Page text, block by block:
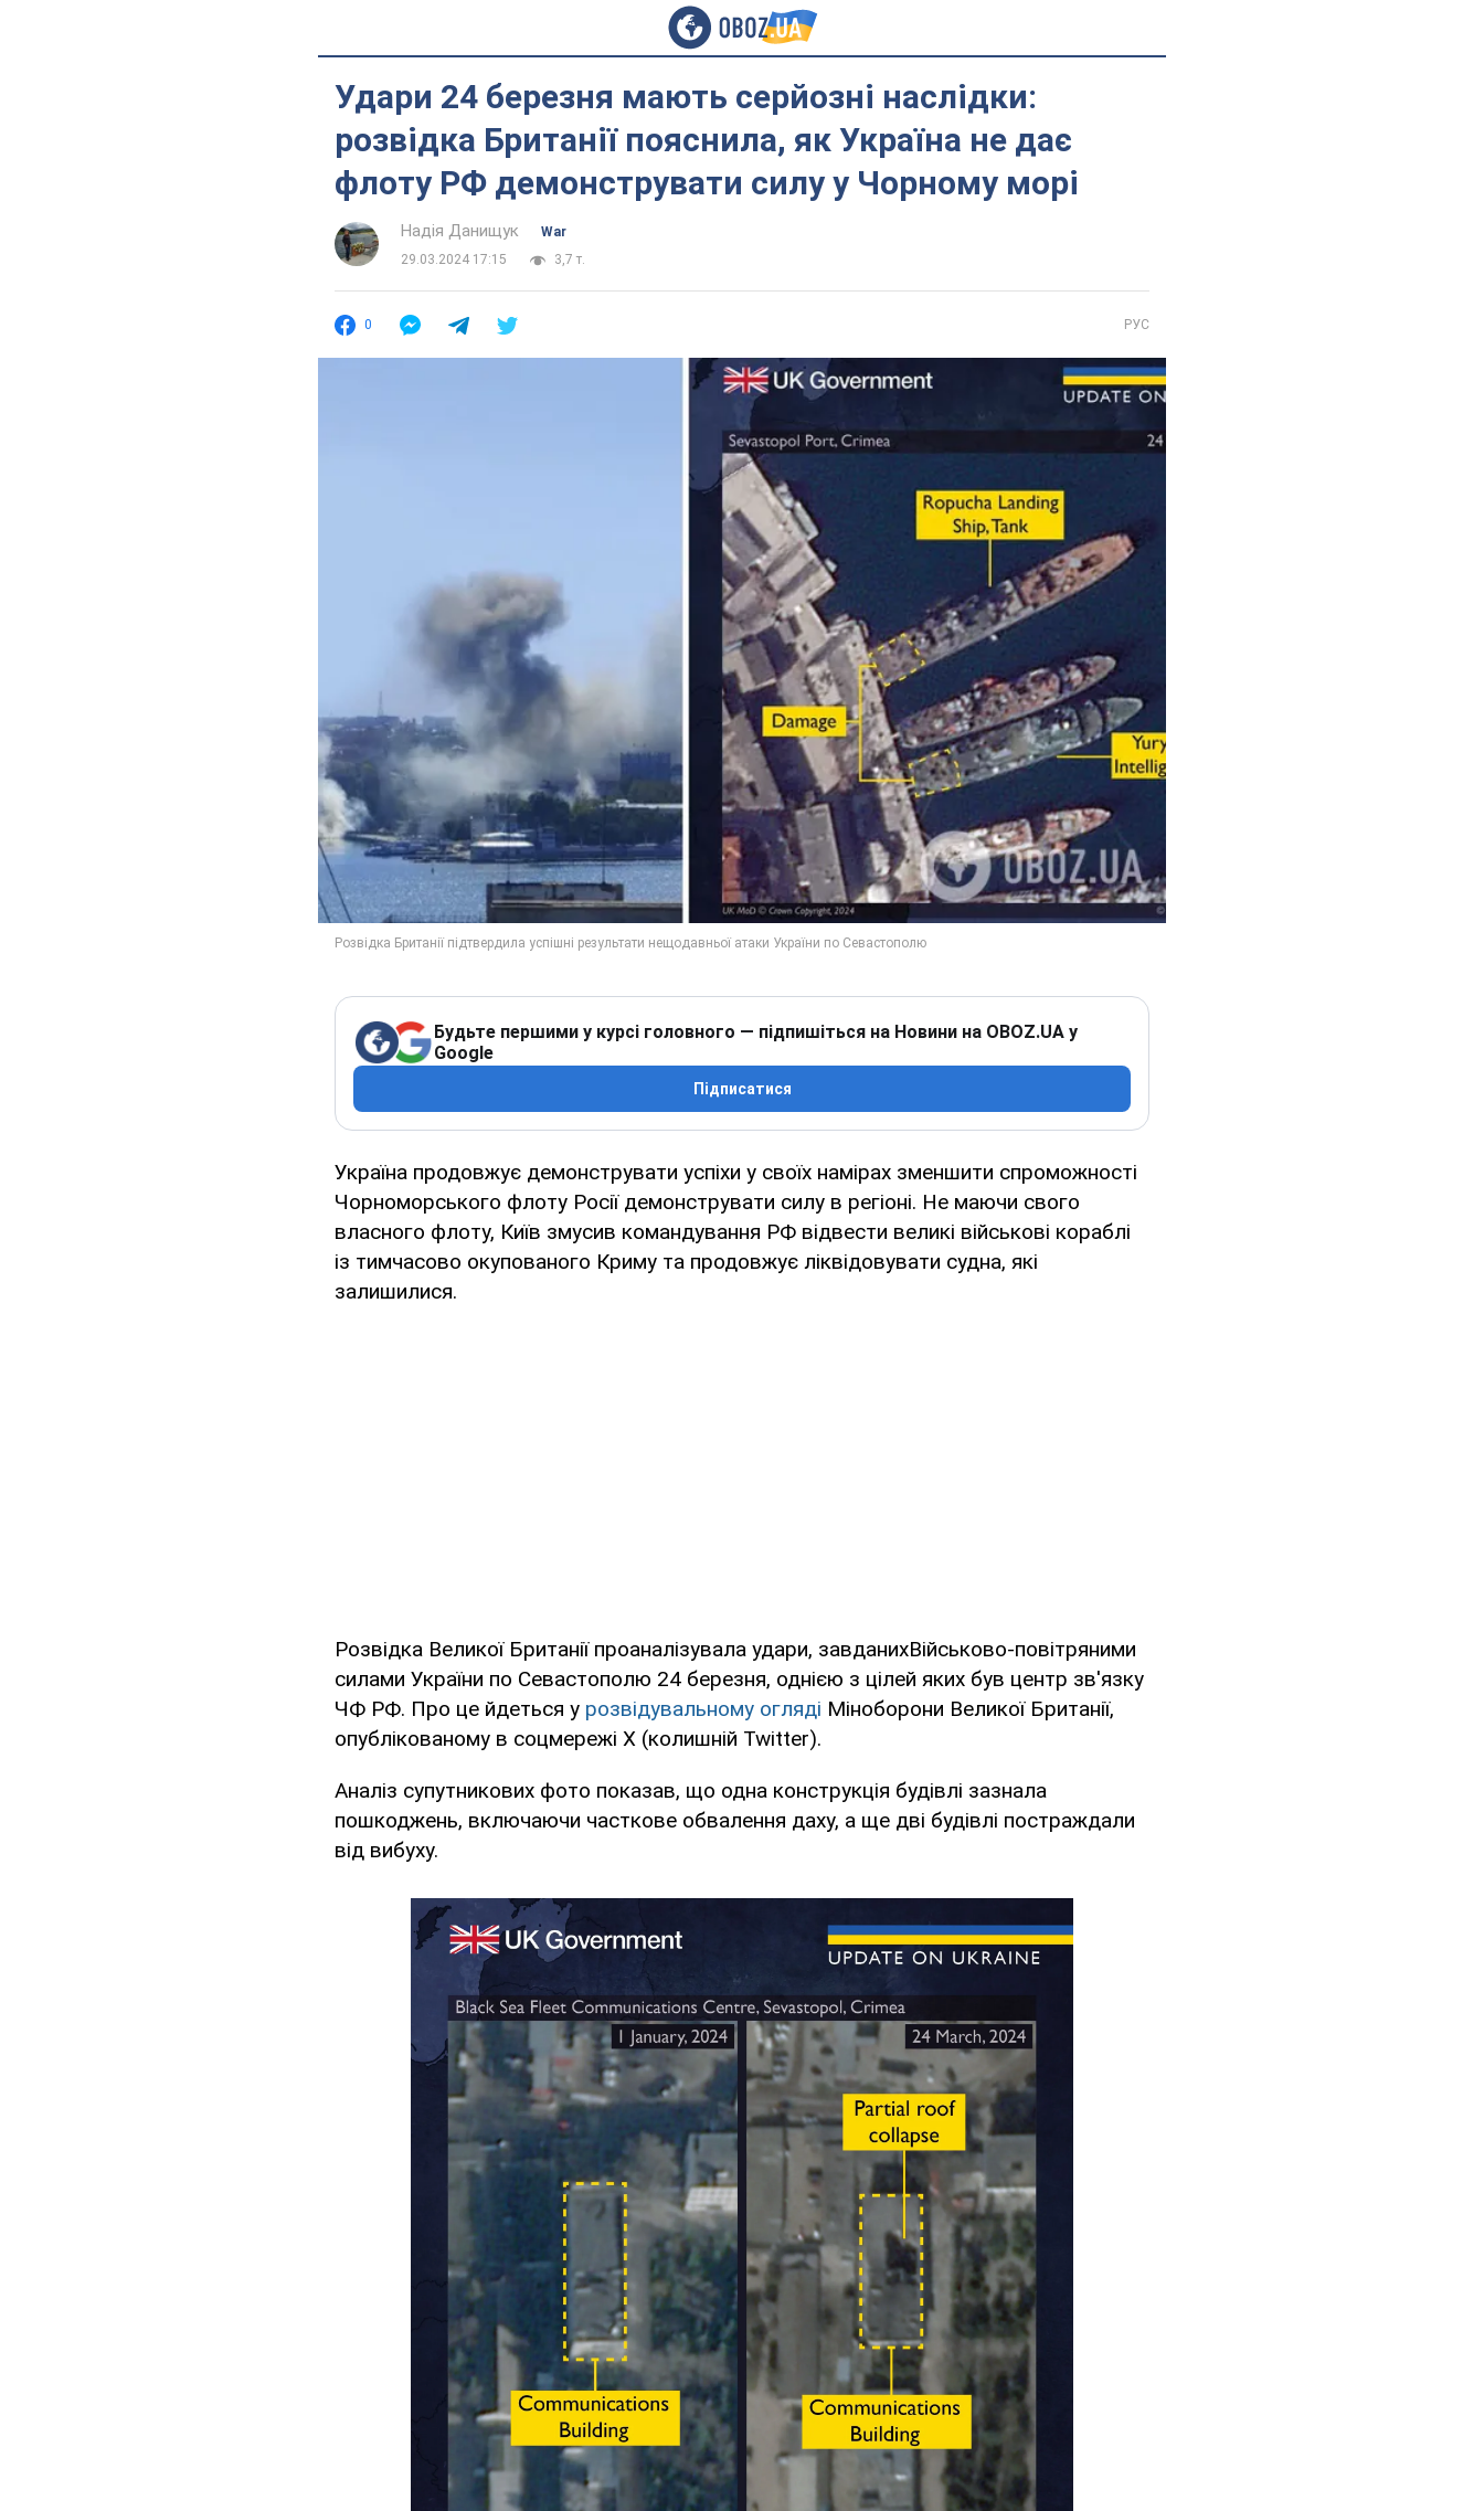
Удари 24 березня мають серйозні наслідки:
розвідка Британії пояснила, як Україна не дає
флоту РФ демонструвати силу у Чорному морі
Надія Данищук
War
29.03.2024 17:15
3,7 т.
0 РУС
Будьте першими у курсі головного — підпишіться на Новини на OBOZ.UA у
Google
Підписатися
Україна продовжує демонструвати успіхи у своїх намірах зменшити спроможності
Чорноморського флоту Росії демонструвати силу в регіоні. Не маючи свого
власного флоту, Київ змусив командування РФ відвести великі військові кораблі
із тимчасово окупованого Криму та продовжує ліквідовувати судна, які
залишилися.
Розвідка Великої Британії проаналізувала удари, завданихВійськово-повітряними
силами України по Севастополю 24 березня, однією з цілей яких був центр зв'язку
ЧФ РФ. Про це йдеться у розвідувальному огляді Міноборони Великої Британії,
опублікованому в соцмережі Х (колишній Twitter).
Аналіз супутникових фото показав, що одна конструкція будівлі зазнала
пошкоджень, включаючи часткове обвалення даху, а ще дві будівлі постраждали
від вибуху.